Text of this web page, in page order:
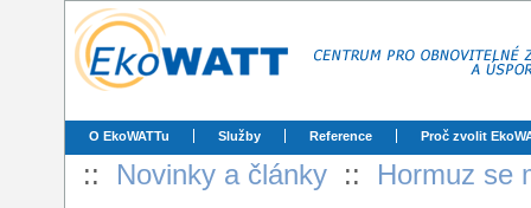
O EkoWATTu Služby Reference Proč zvolit
:: Novinky a články :: Hormuz se